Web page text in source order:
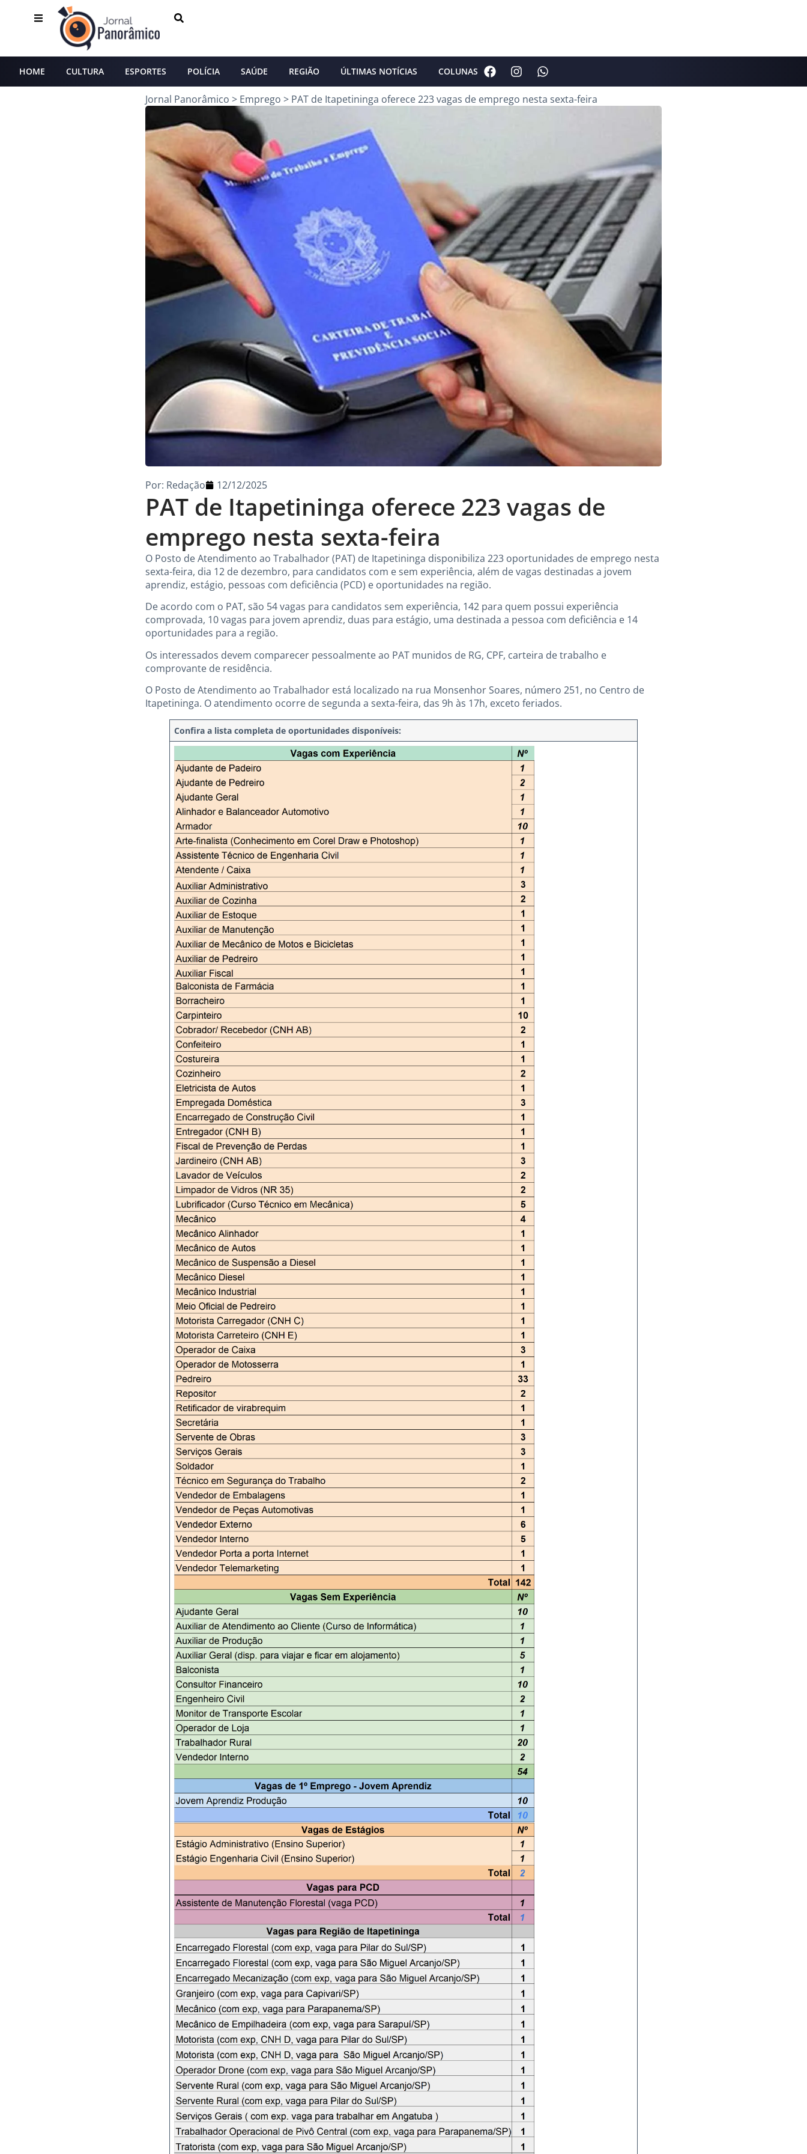
HOME CULTURA ESPORTES POLÍCIA SAÚDE REGIÃO ÚLTIMAS NOTÍCIAS COLUNAS
Jornal Panorâmico > Emprego > PAT de Itapetininga oferece 223 vagas de emprego nesta sexta-feira
PAT de Itapetininga oferece 223 vagas de
emprego nesta sexta-feira
Por: Redação 12/12/2025
O Posto de Atendimento ao Trabalhador (PAT) de Itapetininga disponibiliza 223 oportunidades de emprego nesta
sexta-feira, dia 12 de dezembro, para candidatos com e sem experiência, além de vagas destinadas a jovem
aprendiz, estágio, pessoas com deficiência (PCD) e oportunidades na região.
De acordo com o PAT, são 54 vagas para candidatos sem experiência, 142 para quem possui experiência
comprovada, 10 vagas para jovem aprendiz, duas para estágio, uma destinada a pessoa com deficiência e 14
oportunidades para a região.
Os interessados devem comparecer pessoalmente ao PAT munidos de RG, CPF, carteira de trabalho e
comprovante de residência.
O Posto de Atendimento ao Trabalhador está localizado na rua Monsenhor Soares, número 251, no Centro de
Itapetininga. O atendimento ocorre de segunda a sexta-feira, das 9h às 17h, exceto feriados.
Confira a lista completa de oportunidades disponíveis: